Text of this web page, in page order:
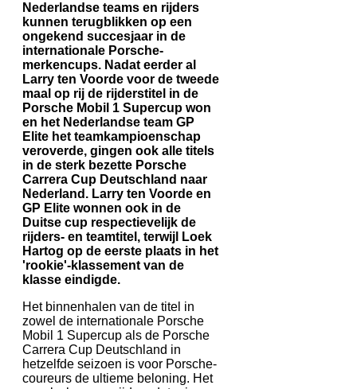
Nederlandse teams en rijders
kunnen terugblikken op een
ongekend succesjaar in de
internationale Porsche-
merkencups. Nadat eerder al
Larry ten Voorde voor de tweede
maal op rij de rijderstitel in de
Porsche Mobil 1 Supercup won
en het Nederlandse team GP
Elite het teamkampioenschap
veroverde, gingen ook alle titels
in de sterk bezette Porsche
Carrera Cup Deutschland naar
Nederland. Larry ten Voorde en
GP Elite wonnen ook in de
Duitse cup respectievelijk de
rijders- en teamtitel, terwijl Loek
Hartog op de eerste plaats in het
'rookie'-klassement van de
klasse eindigde.
Het binnenhalen van de titel in
zowel de internationale Porsche
Mobil 1 Supercup als de Porsche
Carrera Cup Deutschland in
hetzelfde seizoen is voor Porsche-
coureurs de ultieme beloning. Het